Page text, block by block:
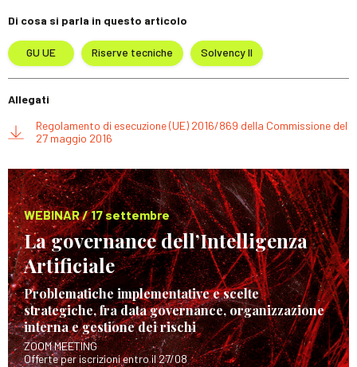
Di cosa si parla in questo articolo
GU UE Riserve tecniche Solvency II
Allegati
Regolamento di esecuzione (UE) 2016/869 della Commissione del
27 maggio 2016
WEBINAR / 17 settembre
La governance dell’Intelligenza
Artificiale
Problematiche implementative e scelte
strategiche, fra data governance, organizzazione
interna e gestione dei rischi
ZOOM MEETING
Offerte per iscrizioni entro il 27/08